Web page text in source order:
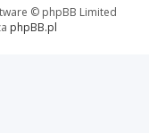
© phpBB Limited
phpBB.pl